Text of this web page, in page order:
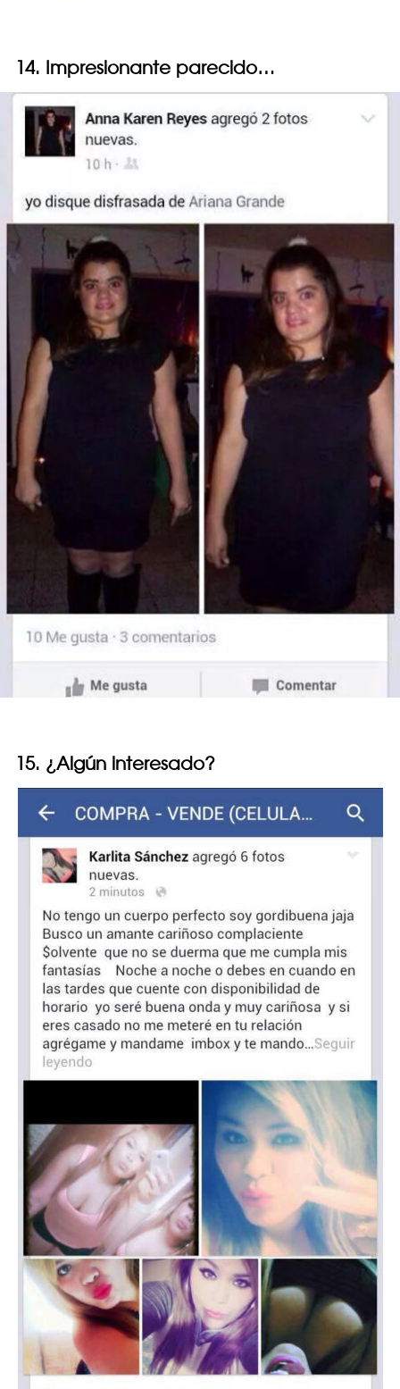
14. Impresionante parecido…
15. ¿Algún interesado?